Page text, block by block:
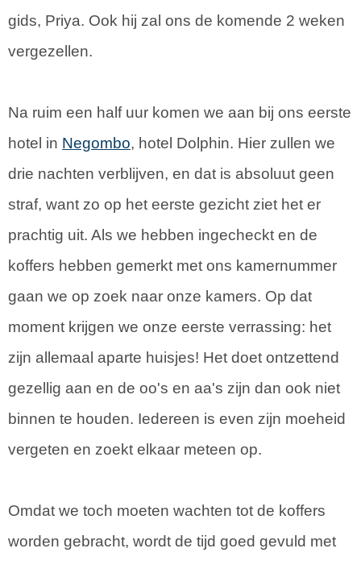
gids, Priya. Ook hij zal ons de komende 2 weken
vergezellen.
Na ruim een half uur komen we aan bij ons eerste
hotel in Negombo, hotel Dolphin. Hier zullen we
drie nachten verblijven, en dat is absoluut geen
straf, want zo op het eerste gezicht ziet het er
prachtig uit. Als we hebben ingecheckt en de
koffers hebben gemerkt met ons kamernummer
gaan we op zoek naar onze kamers. Op dat
moment krijgen we onze eerste verrassing: het
zijn allemaal aparte huisjes! Het doet ontzettend
gezellig aan en de oo's en aa's zijn dan ook niet
binnen te houden. Iedereen is even zijn moeheid
vergeten en zoekt elkaar meteen op.
Omdat we toch moeten wachten tot de koffers
worden gebracht, wordt de tijd goed gevuld met